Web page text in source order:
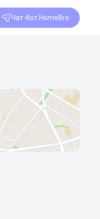
Чат-бот HomeBro